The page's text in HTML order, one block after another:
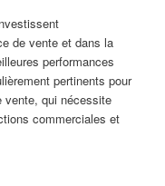
de vente et dans la
performances
pertinents pour
vente, qui nécessite
commerciales et